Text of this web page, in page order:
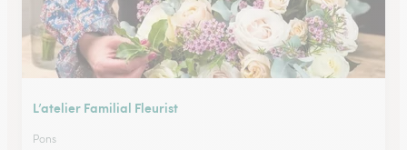
L’atelier Familial Fleurist
Pons